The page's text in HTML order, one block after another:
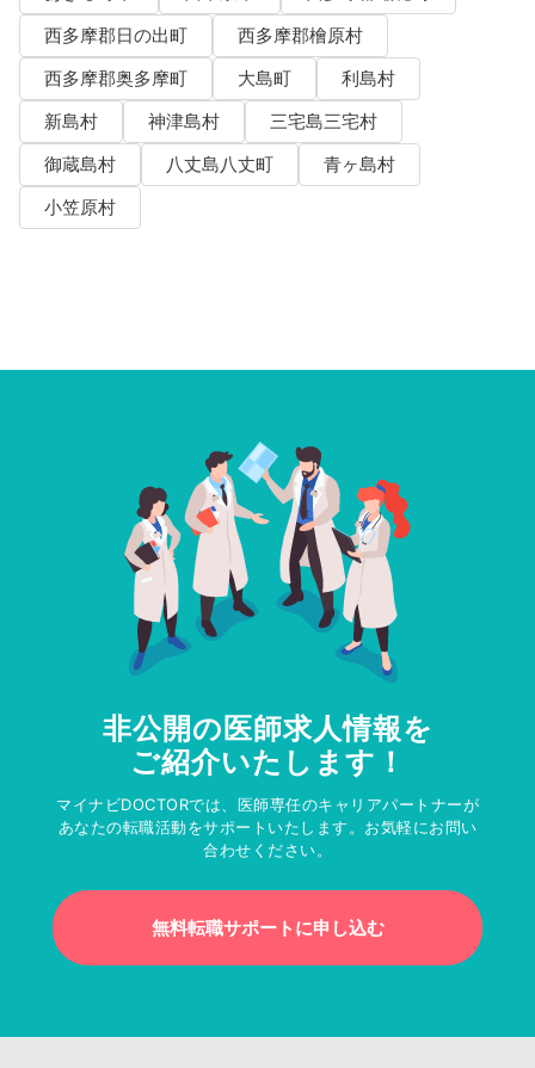
西多摩郡日の出町
西多摩郡檜原村
西多摩郡奥多摩町
大島町
利島村
新島村
神津島村
三宅島三宅村
御蔵島村
八丈島八丈町
青ヶ島村
小笠原村
非公開の医師求人情報を
ご紹介いたします！
マイナビDOCTORでは、医師専任のキャリアパートナーが
あなたの転職活動をサポートいたします。お気軽にお問い
合わせください。
無料転職サポートに申し込む